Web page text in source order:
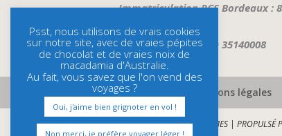
Immatriculation RCS Bordeaux :
ATOUT FRANCE : IMO 35140008
Assurances et mentions légales
CONÇU PARELEGANT THEMES| PROPULSÉ
Psst, nous utilisons de vrais cookies
sur notre site, avec de vraies pépites
de chocolat et de vraies noix de
macadamia d'Australie.
Au fait, vous savez que l'on vend des
voyages ?
Oui, j'aime bien grignoter en vol !
Non merci, je préfère voyager léger !